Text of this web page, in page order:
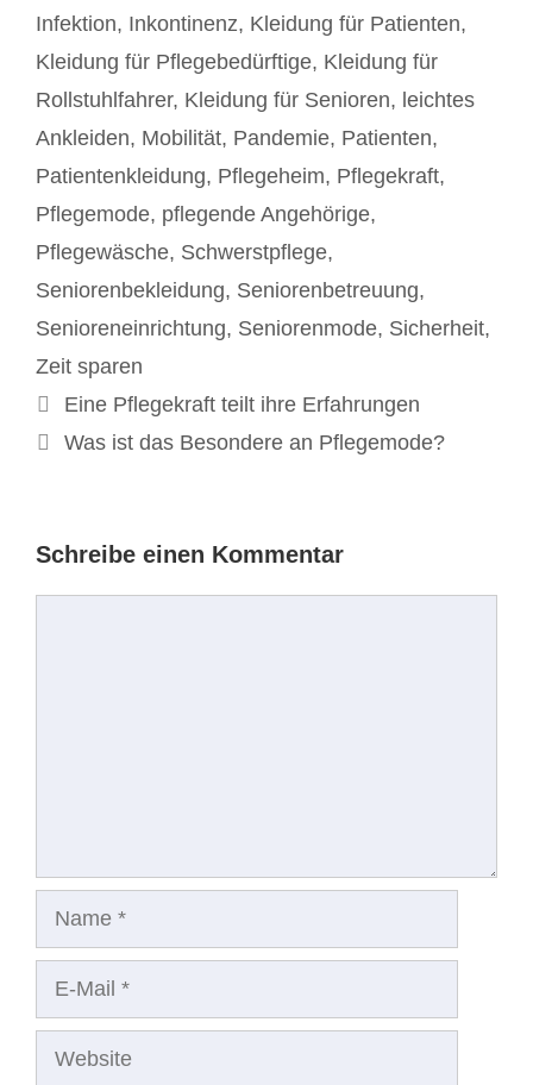
Infektion, Inkontinenz, Kleidung für Patienten,
Kleidung für Pflegebedürftige, Kleidung für
Rollstuhlfahrer, Kleidung für Senioren, leichtes
Ankleiden, Mobilität, Pandemie, Patienten,
Patientenkleidung, Pflegeheim, Pflegekraft,
Pflegemode, pflegende Angehörige,
Pflegewäsche, Schwerstpflege,
Seniorenbekleidung, Seniorenbetreuung,
Senioreneinrichtung, Seniorenmode, Sicherheit,
Zeit sparen
Beitrags-
Navigation
Eine Pflegekraft teilt ihre Erfahrungen
Was ist das Besondere an Pflegemode?
Schreibe einen Kommentar
Website